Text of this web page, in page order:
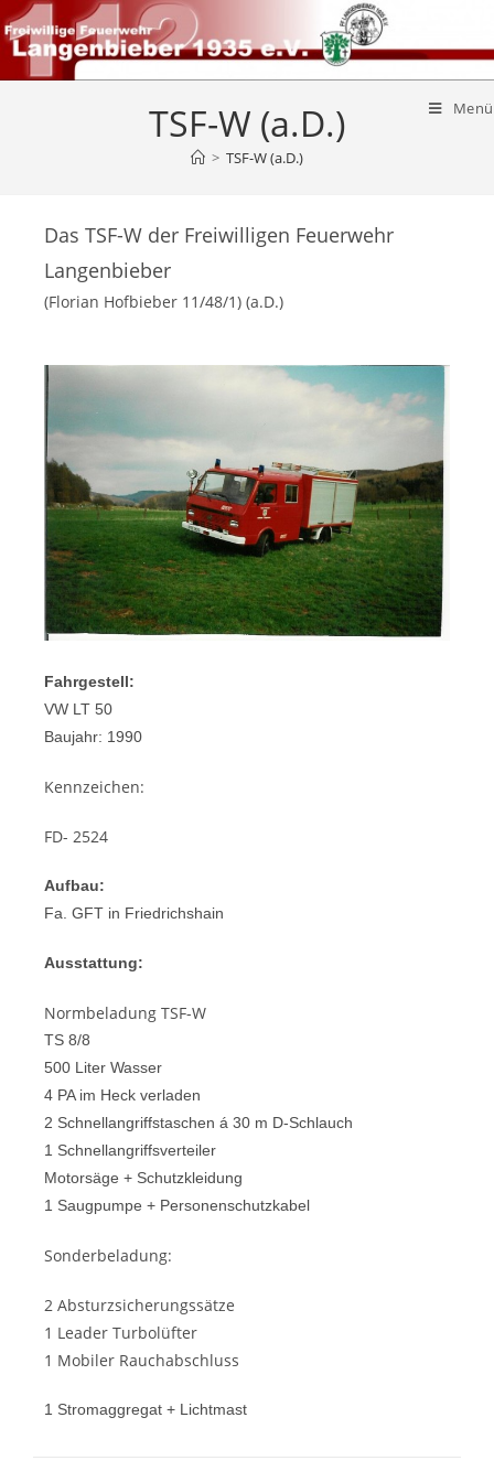
Menü
TSF-W (a.D.)
> TSF-W (a.D.)
Das TSF-W der Freiwilligen Feuerwehr
Langenbieber
(Florian Hofbieber 11/48/1) (a.D.)
Fahrgestell:
VW LT 50
Baujahr: 1990
Kennzeichen:
FD- 2524
Aufbau:
Fa. GFT in Friedrichshain
Ausstattung:
Normbeladung TSF-W
TS 8/8
500 Liter Wasser
4 PA im Heck verladen
2 Schnellangriffstaschen á 30 m D-Schlauch
1 Schnellangriffsverteiler
Motorsäge + Schutzkleidung
1 Saugpumpe + Personenschutzkabel
Sonderbeladung:
2 Absturzsicherungssätze
1 Leader Turbolüfter
1 Mobiler Rauchabschluss
1 Stromaggregat + Lichtmast